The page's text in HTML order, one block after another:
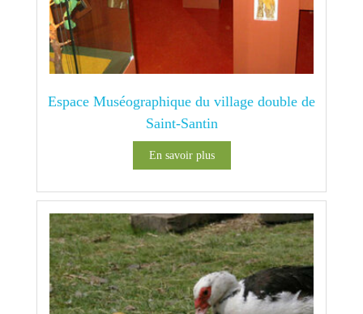
Espace Muséographique du village double de
Saint-Santin
En savoir plus